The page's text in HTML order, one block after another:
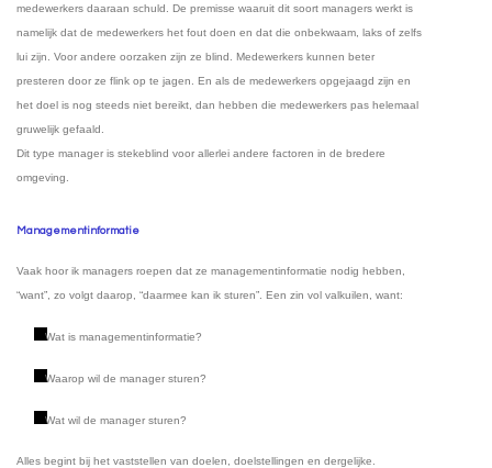
medewerkers daaraan schuld. De premisse waaruit dit soort managers werkt is
namelijk dat de medewerkers het fout doen en dat die onbekwaam, laks of zelfs
lui zijn. Voor andere oorzaken zijn ze blind. Medewerkers kunnen beter
presteren door ze flink op te jagen. En als de medewerkers opgejaagd zijn en
het doel is nog steeds niet bereikt, dan hebben die medewerkers pas helemaal
gruwelijk gefaald.
Dit type manager is stekeblind voor allerlei andere factoren in de bredere
omgeving.
Managementinformatie
Vaak hoor ik managers roepen dat ze managementinformatie nodig hebben,
“want”, zo volgt daarop, “daarmee kan ik sturen”. Een zin vol valkuilen, want:
Wat is managementinformatie?
Waarop wil de manager sturen?
Wat wil de manager sturen?
Alles begint bij het vaststellen van doelen, doelstellingen en dergelijke.